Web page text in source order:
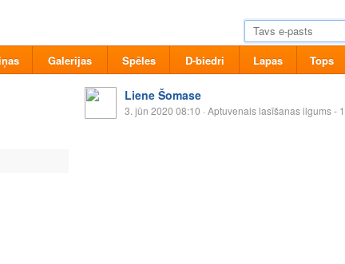
Galerijas Spēles D-biedri Lapas Tops
Liene Šomase
3. jūn 2020 08:10 · Aptuvenais lasīšanas ilgums -